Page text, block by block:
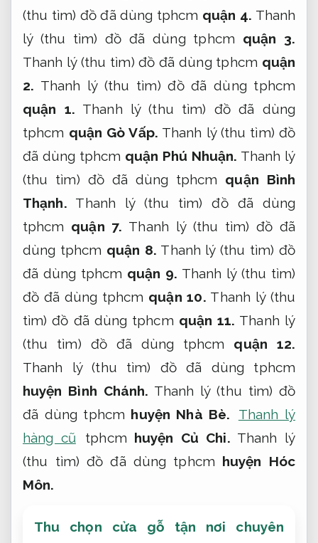
(thu tìm) đồ đã dùng tphcm quận 4. Thanh
lý (thu tìm) đồ đã dùng tphcm quận 3.
Thanh lý (thu tìm) đồ đã dùng tphcm quận
2. Thanh lý (thu tìm) đồ đã dùng tphcm
quận 1. Thanh lý (thu tìm) đồ đã dùng
tphcm quận Gò Vấp. Thanh lý (thu tìm) đồ
đã dùng tphcm quận Phú Nhuận. Thanh lý
(thu tìm) đồ đã dùng tphcm quận Bình
Thạnh. Thanh lý (thu tìm) đồ đã dùng
tphcm quận 7. Thanh lý (thu tìm) đồ đã
dùng tphcm quận 8. Thanh lý (thu tìm) đồ
đã dùng tphcm quận 9. Thanh lý (thu tìm)
đồ đã dùng tphcm quận 10. Thanh lý (thu
tìm) đồ đã dùng tphcm quận 11. Thanh lý
(thu tìm) đồ đã dùng tphcm quận 12.
Thanh lý (thu tìm) đồ đã dùng tphcm
huyện Bình Chánh. Thanh lý (thu tìm) đồ
đã dùng tphcm huyện Nhà Bè.
Thanh lý
hàng cũ
tphcm huyện Củ Chi. Thanh lý
(thu tìm) đồ đã dùng tphcm huyện Hóc
Môn.
Thu chọn cửa gỗ tận nơi chuyên